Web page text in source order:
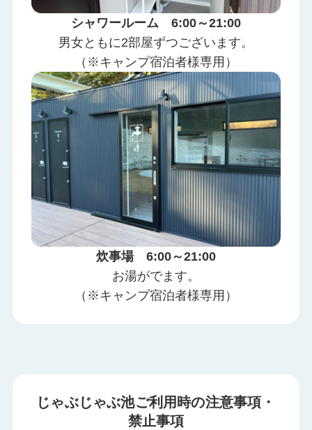
シャワールーム 6:00～21:00
男女ともに2部屋ずつございます。
（※キャンプ宿泊者様専用）
炊事場 6:00～21:00
お湯がでます。
（※キャンプ宿泊者様専用）
じゃぶじゃぶ池ご利用時の注意事項・
禁止事項